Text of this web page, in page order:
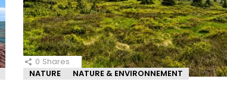
0 Shares
NATURE
NATURE & ENVIRONNEMENT